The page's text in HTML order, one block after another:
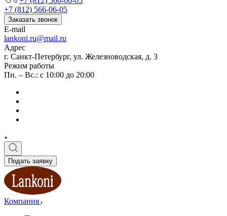
+7 (812) 566-06-05
Заказать звонок
E-mail
lankoni.ru@mail.ru
Адрес
г. Санкт-Петербург, ул. Железноводская, д. 3
Режим работы
Пн. – Вс.: с 10:00 до 20:00
Подать заявку
Компания